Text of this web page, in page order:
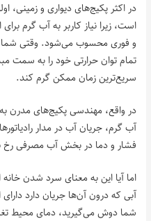
در اکثر پکیج‌های دیواری و
است، زیرا نیاز کاربر به آب گرم
و فوری محسوب می‌شود. وقتی شما
تمام توان حرارتی خود را به سمت
سریع‌ترین زمان ممکن گرم کند.
در واقع، مهندسی پکیج‌های مدرن
آب گرم، جریان آب در مدار
فشار و دما در بخش آب مصرفی رخ
اما آیا این به معنای سرد شدن خانه
آبی که درون آن‌ها جریان دارد
شما دوش می‌گیرید، دمای محیط